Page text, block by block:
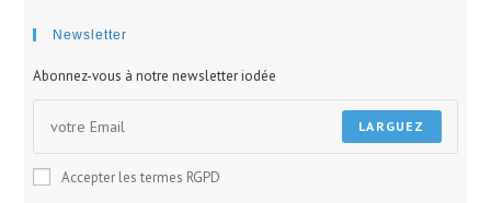
siteNewsletter
Abonnez-vous à notre newsletter iodée
LARGUEZ
Accepter les termes RGPD